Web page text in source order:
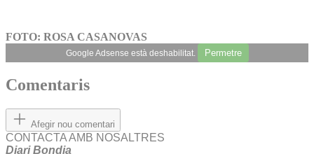
FOTO: ROSA CASANOVAS
Google Adsense està deshabilitat. Permetre
Comentaris
Afegir nou comentari
CONTACTA AMB NOSALTRES
Diari Bondia